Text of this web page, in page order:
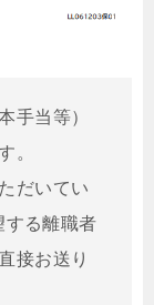
手当等）
。
だいてい
する離職者
接お送り